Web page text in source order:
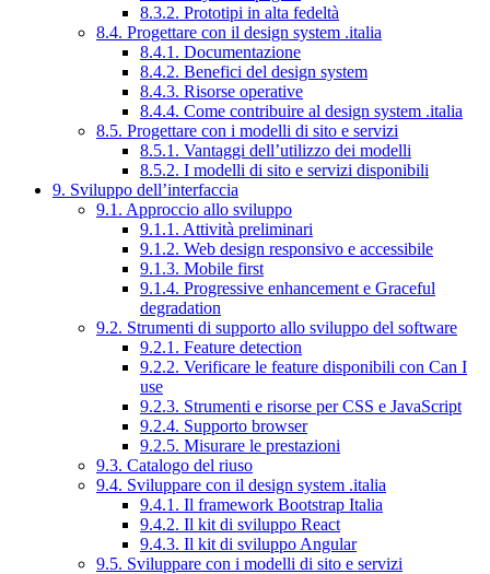
8.3.2. Prototipi in alta fedeltà
8.4. Progettare con il design system .italia
8.4.1. Documentazione
8.4.2. Benefici del design system
8.4.3. Risorse operative
8.4.4. Come contribuire al design system .italia
8.5. Progettare con i modelli di sito e servizi
8.5.1. Vantaggi dell’utilizzo dei modelli
8.5.2. I modelli di sito e servizi disponibili
9. Sviluppo dell’interfaccia
9.1. Approccio allo sviluppo
9.1.1. Attività preliminari
9.1.2. Web design responsivo e accessibile
9.1.3. Mobile first
9.1.4. Progressive enhancement e Graceful
degradation
9.2. Strumenti di supporto allo sviluppo del software
9.2.1. Feature detection
9.2.2. Verificare le feature disponibili con Can I
use
9.2.3. Strumenti e risorse per CSS e JavaScript
9.2.4. Supporto browser
9.2.5. Misurare le prestazioni
9.3. Catalogo del riuso
9.4. Sviluppare con il design system .italia
9.4.1. Il framework Bootstrap Italia
9.4.2. Il kit di sviluppo React
9.4.3. Il kit di sviluppo Angular
9.5. Sviluppare con i modelli di sito e servizi